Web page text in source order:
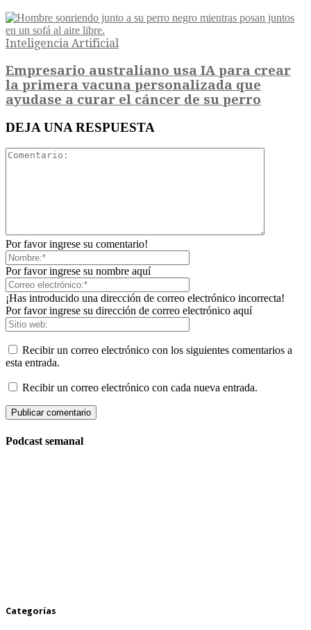
Inteligencia Artificial
Empresario australiano usa IA para crear
la primera vacuna personalizada que
ayudase a curar el cáncer de su perro
DEJA UNA RESPUESTA
Por favor ingrese su comentario!
Por favor ingrese su nombre aquí
¡Has introducido una dirección de correo electrónico incorrecta!
Por favor ingrese su dirección de correo electrónico aquí
Recibir un correo electrónico con los siguientes comentarios a
esta entrada.
Recibir un correo electrónico con cada nueva entrada.
Podcast semanal
Categorías